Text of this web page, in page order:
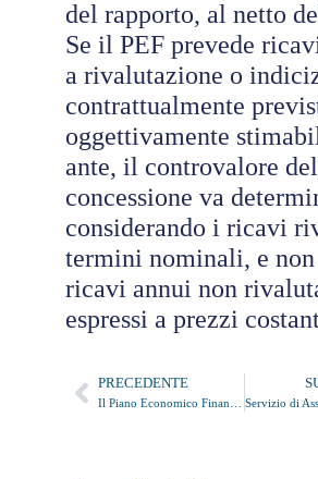
del rapporto, al netto
Se il PEF prevede
a rivalutazione o
contrattualmente
oggettivamente
ante, il controvalore
concessione va
considerando i ricavi
termini nominali, e
ricavi annui non
espressi a prezzi
PRECEDENTE